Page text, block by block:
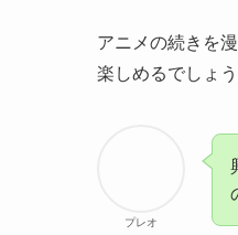
アニメの続きを
楽しめるでしょう
プレオ